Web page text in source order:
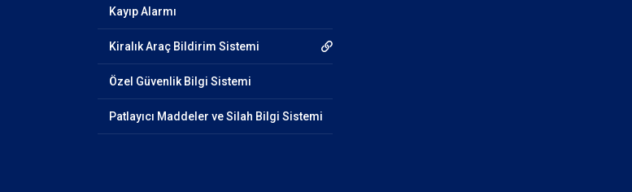
Kayıp Alarmı
Kiralık Araç Bildirim Sistemi
Özel Güvenlik Bilgi Sistemi
Patlayıcı Maddeler ve Silah Bilgi Sistemi